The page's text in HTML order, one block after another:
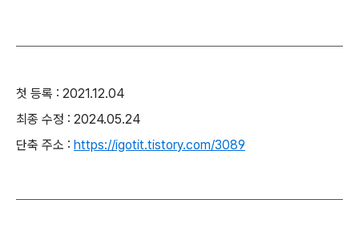
첫 등록 : 2021.12.04
최종 수정 : 2024.05.24
단축 주소 : https://igotit.tistory.com/3089